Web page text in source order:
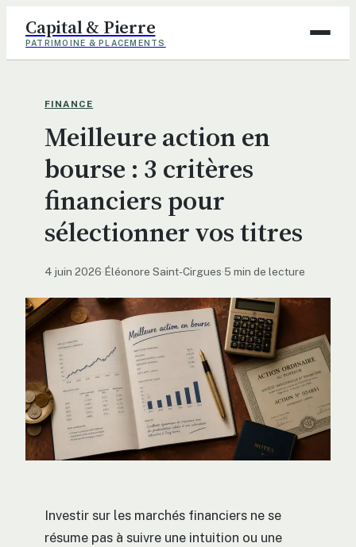
Capital & Pierre
PATRIMOINE & PLACEMENTS
Finance
Immobilier
Maison
Déco
FINANCE
Meilleure action en
bourse : 3 critères
financiers pour
sélectionner vos titres
4 juin 2026·Éléonore Saint-Cirgues·5 min de lecture
Investir sur les marchés financiers ne se
résume pas à suivre une intuition ou une